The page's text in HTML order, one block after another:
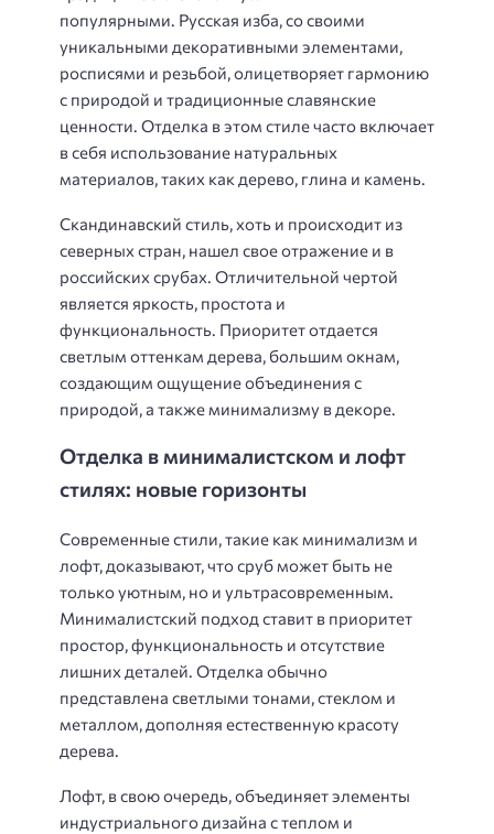
популярными. Русская изба, со своими
уникальными декоративными элементами,
росписями и резьбой, олицетворяет гармонию
с природой и традиционные славянские
ценности. Отделка в этом стиле часто включает
в себя использование натуральных
материалов, таких как дерево, глина и камень.
Скандинавский стиль, хоть и происходит из
северных стран, нашел свое отражение и в
российских срубах. Отличительной чертой
является яркость, простота и
функциональность. Приоритет отдается
светлым оттенкам дерева, большим окнам,
создающим ощущение объединения с
природой, а также минимализму в декоре.
Отделка в минималистском и лофт
стилях: новые горизонты
Современные стили, такие как минимализм и
лофт, доказывают, что сруб может быть не
только уютным, но и ультрасовременным.
Минималистский подход ставит в приоритет
простор, функциональность и отсутствие
лишних деталей. Отделка обычно
представлена светлыми тонами, стеклом и
металлом, дополняя естественную красоту
дерева.
Лофт, в свою очередь, объединяет элементы
индустриального дизайна с теплом и